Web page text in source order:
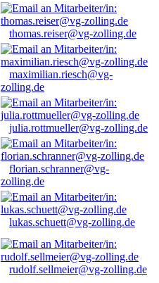
thomas.reiser@vg-zolling.de
maximilian.riesch@vg-
zolling.de
julia.rottmueller@vg-zolling.de
florian.schranner@vg-
zolling.de
lukas.schuett@vg-zolling.de
rudolf.sellmeier@vg-zolling.de